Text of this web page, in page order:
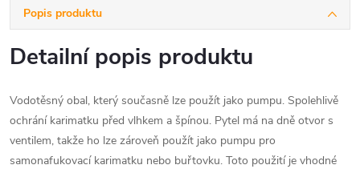
Popis produktu
Detailní popis produktu
Vodotěsný obal, který současně lze použít jako pumpu. Spolehlivě
ochrání karimatku před vlhkem a špínou. Pytel má na dně otvor s
ventilem, takže ho lze zároveň použít jako pumpu pro
samonafukovací karimatku nebo buřtovku. Toto použití je vhodné